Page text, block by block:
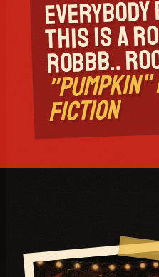
THIS IS A
ROBBB..
"PUMPKIN"
FICTION